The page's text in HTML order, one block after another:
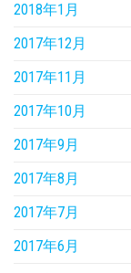
2018年1月
2017年12月
2017年11月
2017年10月
2017年9月
2017年8月
2017年7月
2017年6月